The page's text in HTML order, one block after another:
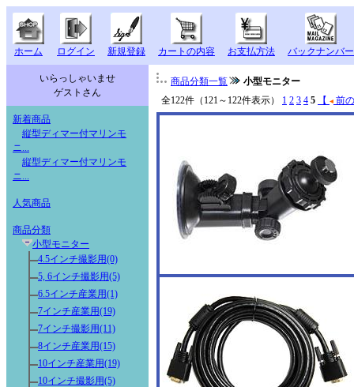
ホーム ログイン 新規登録 カートの内容 お支払方法 バックナンバー
いらっしゃいませ
ゲストさん
新着商品
縦型ディマー付マリンモ
ニ...
縦型ディマー付マリンモ
ニ...
人気商品
商品分類
小型モニター
4.5インチ撮影用(0)
5, 6インチ撮影用(5)
6.5インチ産業用(1)
7インチ産業用(19)
7インチ撮影用(11)
8インチ産業用(15)
10インチ産業用(19)
10インチ撮影用(5)
商品分類一覧
小型モニター
全122件（121～122件表示） 1 2 3 4 5 【 前